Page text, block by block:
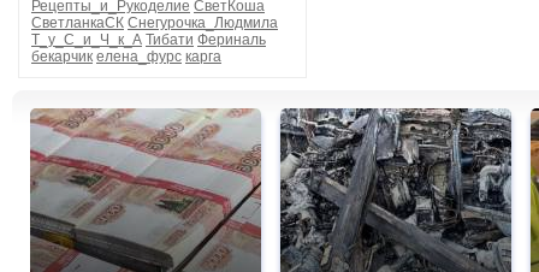
Рецепты_и_Рукоделие СветКоша
СветланкаСК Снегурочка_Людмила
Т_у_С_и_Ч_к_А Тибати Фериналь
бекарчик елена_фурс карга